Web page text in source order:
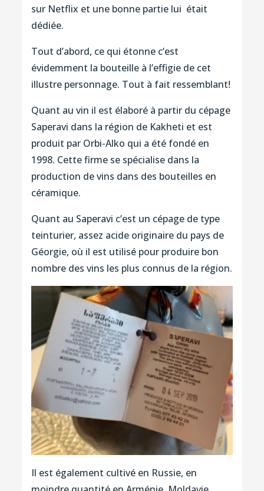
sur Netflix et une bonne partie lui était
dédiée.
Tout d’abord, ce qui étonne c’est
évidemment la bouteille à l’effigie de cet
illustre personnage. Tout à fait ressemblant!
Quant au vin il est élaboré à partir du cépage
Saperavi dans la région de Kakheti et est
produit par Orbi-Alko qui a été fondé en
1998. Cette firme se spécialise dans la
production de vins dans des bouteilles en
céramique.
Quant au Saperavi c’est un cépage de type
teinturier, assez acide originaire du pays de
Géorgie, où il est utilisé pour produire bon
nombre des vins les plus connus de la région.
Il est également cultivé en Russie, en